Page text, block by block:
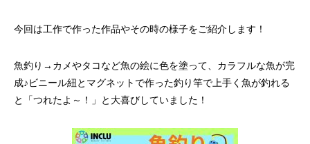
今回は工作で作った作品やその時の様子をご紹介します！
魚釣り→カメやタコなど魚の絵に色を塗って、カラフルな魚が完
成♪ビニール紐とマグネットで作った釣り竿で上手く魚が釣れる
と「つれたよ～！」と大喜びしていました！